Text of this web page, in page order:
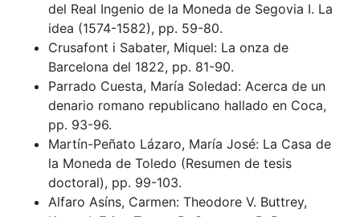
del Real Ingenio de la Moneda de Segovia I. La
idea (1574-1582), pp. 59-80.
Crusafont i Sabater, Miquel: La onza de
Barcelona del 1822, pp. 81-90.
Parrado Cuesta, María Soledad: Acerca de un
denario romano republicano hallado en Coca,
pp. 93-96.
Martín-Peñato Lázaro, María José: La Casa de
la Moneda de Toledo (Resumen de tesis
doctoral), pp. 99-103.
Alfaro Asíns, Carmen: Theodore V. Buttrey,